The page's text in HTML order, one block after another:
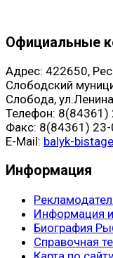
Официальные
Адрес: 422650,
Слободский
Слобода,
Телефон: 8(84361)
Факс: 8(84361)
E-Mail: balyk-
Информация
Информация
Биография
Справочная